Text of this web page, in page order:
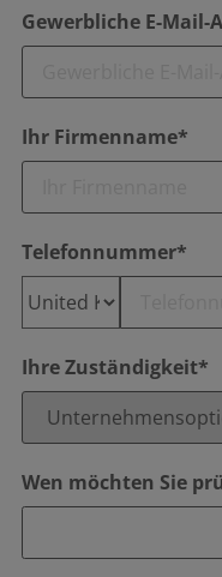
Gewerbliche E-Mail-
Ihr Firmenname*
Telefonnummer*
Ihre Zuständigkeit*
Wen möchten Sie